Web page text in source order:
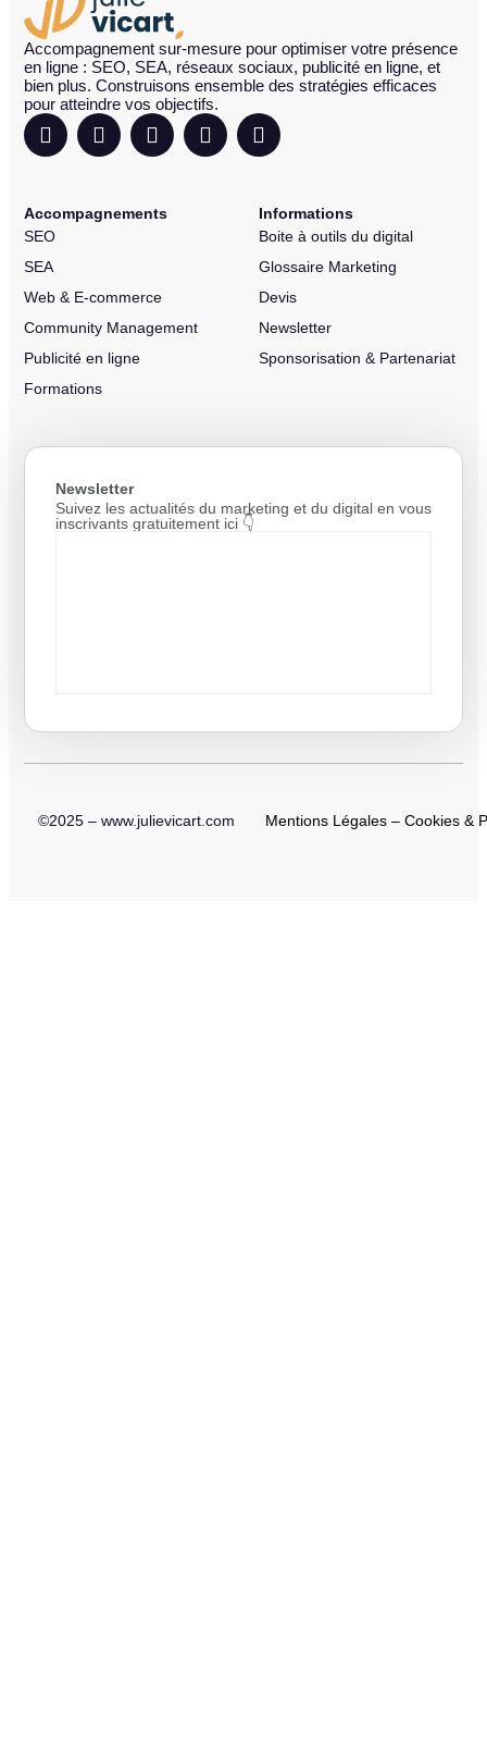
Accompagnement sur-mesure pour optimiser votre présence
en ligne : SEO, SEA, réseaux sociaux, publicité en ligne, et
bien plus. Construisons ensemble des stratégies efficaces
pour atteindre vos objectifs.
Accompagnements
SEO
SEA
Web & E-commerce
Community Management
Publicité en ligne
Formations
Informations
Boite à outils du digital
Glossaire Marketing
Devis
Newsletter
Sponsorisation & Partenariat
Newsletter
Suivez les actualités du marketing et du digital en vous
inscrivants gratuitement ici 👇
Mentions Légales – Cookies &
©2025 – www.julievicart.com